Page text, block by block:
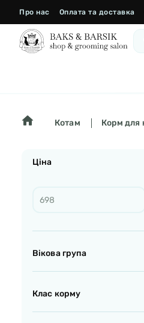
Про нас Оплата та доставка
Котам Корм для
Ціна
Вікова група
Клас корму